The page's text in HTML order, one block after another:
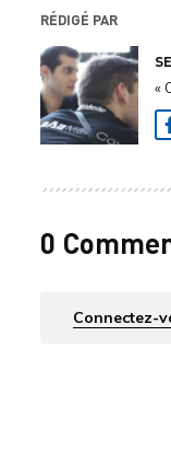
RÉDIGÉ PAR
«
0
Connectez-